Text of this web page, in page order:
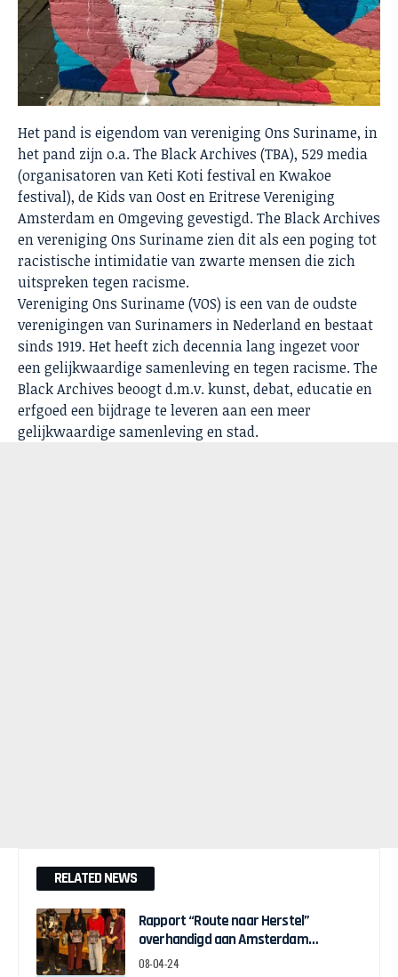
Het pand is eigendom van vereniging Ons Suriname, in
het pand zijn o.a. The Black Archives (TBA), 529 media
(organisatoren van Keti Koti festival en Kwakoe
festival), de Kids van Oost en Eritrese Vereniging
Amsterdam en Omgeving gevestigd. The Black Archives
en vereniging Ons Suriname zien dit als een poging tot
racistische intimidatie van zwarte mensen die zich
uitspreken tegen racisme.
Vereniging Ons Suriname (VOS) is een van de oudste
verenigingen van Surinamers in Nederland en bestaat
sinds 1919. Het heeft zich decennia lang ingezet voor
een gelijkwaardige samenleving en tegen racisme. The
Black Archives beoogt d.m.v. kunst, debat, educatie en
erfgoed een bijdrage te leveren aan een meer
gelijkwaardige samenleving en stad.
RELATED NEWS
Rapport “Route naar Herstel”
overhandigd aan Amsterdam
Wethouder Touria Meliani
08-04-24